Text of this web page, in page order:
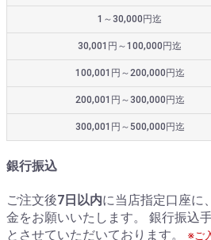
1～30,000円迄
30,001円～100,000円迄
100,001円～200,000円迄
200,001円～300,000円迄
300,001円～500,000円迄
銀行振込
ご注文後7日以内に当店指定口座に
金をお願いいたします。 銀行振込
とさせていただいております。
※ご